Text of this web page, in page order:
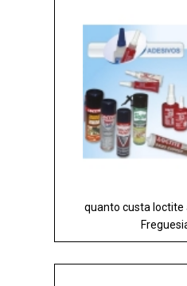
quanto custa loctite